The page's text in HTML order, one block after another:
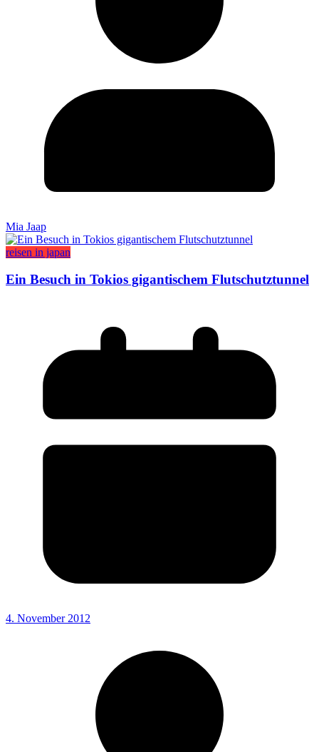
Mia Jaap
reisen in japan
Ein Besuch in Tokios gigantischem Flutschutztunnel
4. November 2012